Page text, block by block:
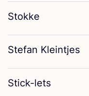
Stokke
Stefan Kleintjes
Stick-lets